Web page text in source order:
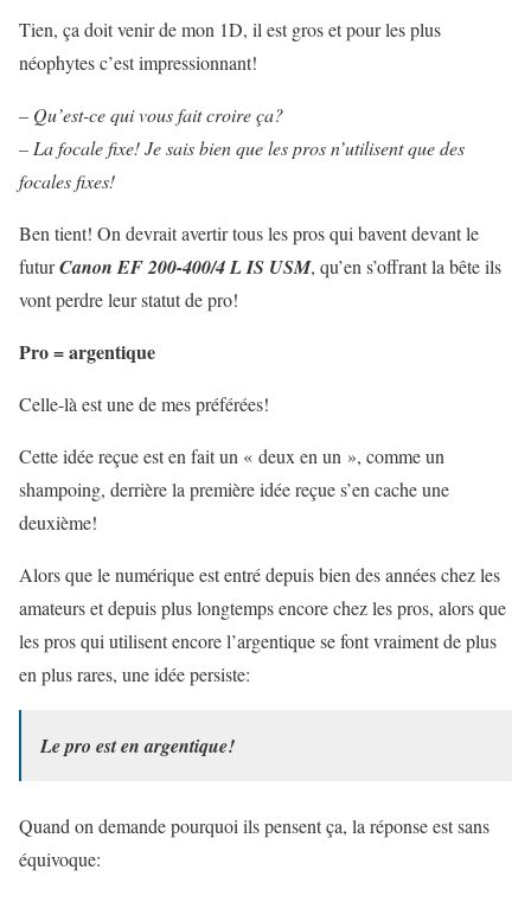
Tien, ça doit venir de mon 1D, il est gros et pour les plus
néophytes c’est impressionnant!
– Qu’est-ce qui vous fait croire ça?
– La focale fixe! Je sais bien que les pros n’utilisent que des
focales fixes!
Ben tient! On devrait avertir tous les pros qui bavent devant le
futurCanon EF 200-400/4LIS USM, qu’en s’offrant la bête ils
vont perdre leur statut de pro!
Pro = argentique
Celle-là est une de mes préférées!
Cette idée reçue est en fait un « deux en un », comme un
shampoing, derrière la première idée reçue s’en cache une
deuxième!
Alors que le numérique est entré depuis bien des années chez les
amateurs et depuis plus longtemps encore chez les pros, alors que
les pros qui utilisent encore l’argentique se font vraiment de plus
en plus rares, une idée persiste:
Le pro est en argentique!
Quand on demande pourquoi ils pensent ça, la réponse est sans
équivoque: